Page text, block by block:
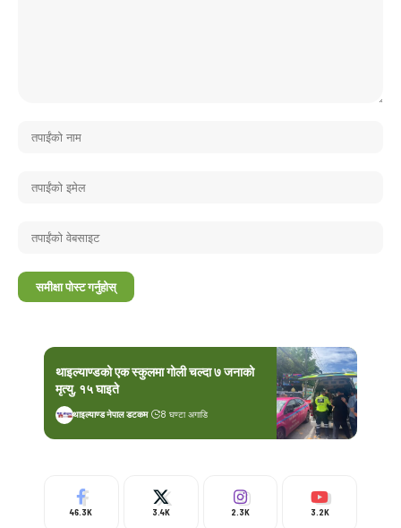
थाइल्याण्डको एक स्कुलमा गोली चल्दा ७ जनाको
मृत्यु, १५ घाइते
थाइल्याण्ड नेपाल डटकम 8 घण्टा अगाडि
46.3K 3.4K 2.3K 3.2K